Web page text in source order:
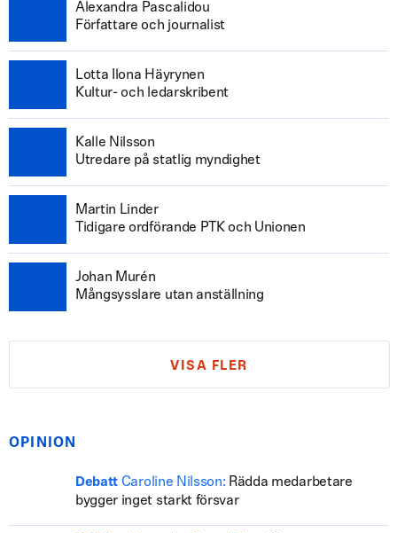
Alexandra Pascalidou
Författare och journalist
Lotta Ilona Häyrynen
Kultur- och ledarskribent
Kalle Nilsson
Utredare på statlig myndighet
Martin Linder
Tidigare ordförande PTK och Unionen
Johan Murén
Mångsysslare utan anställning
VISA FLER
OPINION
Debatt Caroline Nilsson: Rädda medarbetare
bygger inget starkt försvar